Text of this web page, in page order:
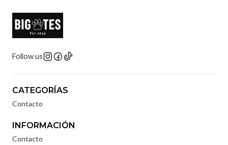
Follow us
CATEGORÍAS
Contacto
INFORMACIÓN
Contacto